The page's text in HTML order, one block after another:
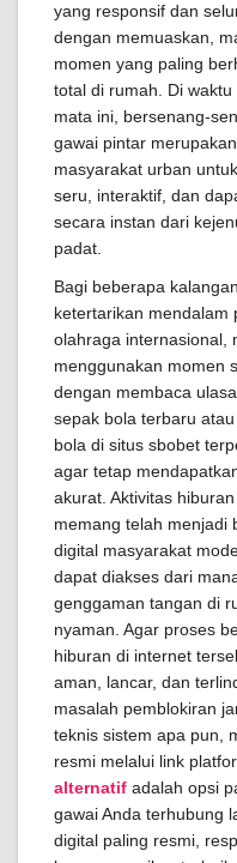
yang responsif dan
dengan memuaskan,
momen yang paling
total di rumah. Di
mata ini, bersenang-
gawai pintar
masyarakat urban
seru, interaktif, dan
secara instan dari
padat.
Bagi beberapa
ketertarikan mendalam
olahraga internasional,
menggunakan momen
dengan membaca
sepak bola terbaru
bola di situs sbobet
agar tetap
akurat. Aktivitas
memang telah menjadi
digital masyarakat
dapat diakses dari
genggaman tangan di
nyaman. Agar proses
hiburan di internet
aman, lancar, dan
masalah pemblokiran
teknis sistem apa pun,
resmi melalui link
alternatif adalah opsi
gawai Anda terhubung
digital paling resmi,